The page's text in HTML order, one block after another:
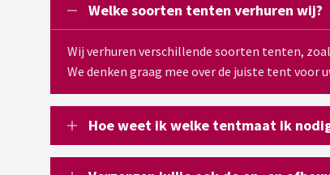
Welke soorten tenten verhuren wij?
Wij verhuren verschillende soorten tenten,
We denken graag mee over de juiste tent voor
Hoe weet ik welke tentmaat ik